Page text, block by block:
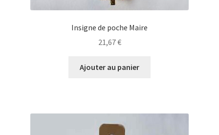
Insigne de poche Maire
21,67€
Ajouter au panier